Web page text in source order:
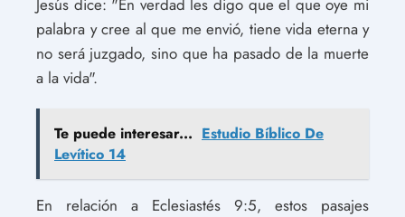
palabra y cree al que me envió, tiene vida eterna y
no será juzgado, sino que ha pasado de la muerte
a la vida".
Te puede interesar... Estudio Bíblico De
Levítico 14
En relación a Eclesiastés 9:5, estos pasajes